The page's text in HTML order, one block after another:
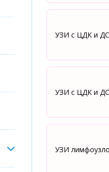
УЗИ с ЦДК и ДС
УЗИ с ЦДК и
УЗИ